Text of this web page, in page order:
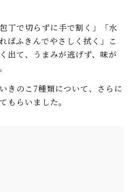
丁で切らずに手で割く」「水
ばふきんでやさしく拭く」こ
出て、うまみが逃げず、味が
きのこ7種類について、さらに
もらいました。